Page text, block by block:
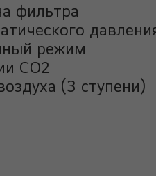
фильтра
режим
СО2
(3 ступени)